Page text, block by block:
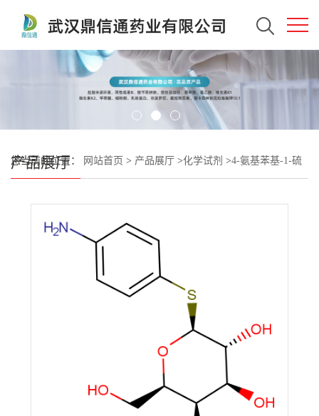
产品展厅
您当前的位置： 网站首页 > 产品展厅 >化学试剂 >4-氨基苯基-1-硫